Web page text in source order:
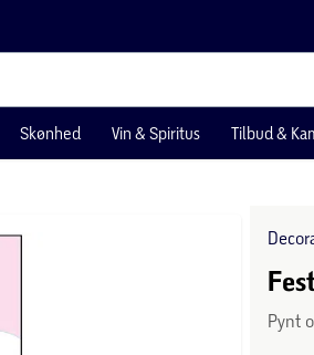
Skønhed Vin & Spiritus Tilbud &
Pynt